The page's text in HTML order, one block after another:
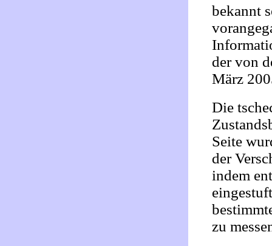
bekannt
der von
März
Die
Seite
der
indem
zu